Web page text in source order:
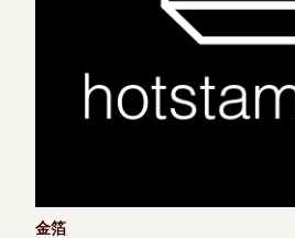
金箔